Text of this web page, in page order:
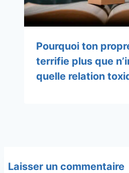
Pourquoi ton
terrifie plus que
quelle relation
Laisser un commentaire